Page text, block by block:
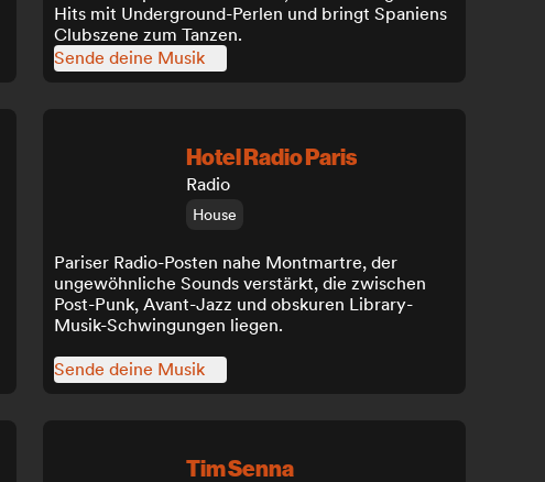
Hits mit Underground-Perlen und bringt Spaniens
Clubszene zum Tanzen.
Sende deine Musik
Hotel Radio Paris
Radio
House
Pariser Radio-Posten nahe Montmartre, der
ungewöhnliche Sounds verstärkt, die zwischen
Post-Punk, Avant-Jazz und obskuren Library-
Musik-Schwingungen liegen.
Sende deine Musik
Tim Senna